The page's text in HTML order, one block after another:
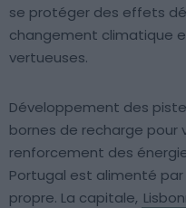
se protéger des effets
changement climatique
vertueuses.
Développement des
bornes de recharge pour
renforcement des
Portugal est alimenté par
propre. La capitale,